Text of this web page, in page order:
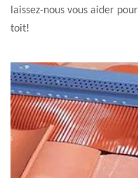
laissez-nous vous aider
toit!